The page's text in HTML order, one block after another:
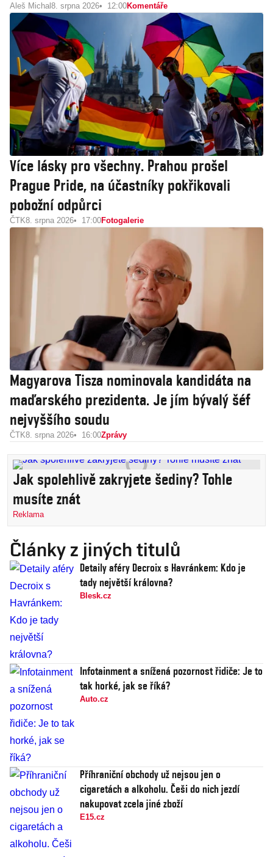
Aleš Michal 8. srpna 2026 12:00Komentáře
Více lásky pro všechny. Prahou prošel
Prague Pride, na účastníky pokřikovali
pobožní odpůrci
ČTK8. srpna 2026 17:00Fotogalerie
Magyarova Tisza nominovala kandidáta na
maďarského prezidenta. Je jím bývalý šéf
nejvyššího soudu
ČTK8. srpna 2026 16:00Zprávy
Jak spolehlivě zakryjete šediny? Tohle
musíte znát
Reklama
Články z jiných titulů
Detaily aféry Decroix s Havránkem: Kdo je
tady největší královna?
Blesk.cz
Infotainment a snížená pozornost řidiče: Je to
tak horké, jak se říká?
Auto.cz
Příhraniční obchody už nejsou jen o
cigaretách a alkoholu. Češi do nich jezdí
nakupovat zcela jiné zboží
E15.cz